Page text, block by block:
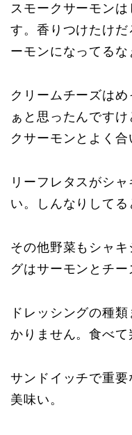
スモークサーモン
す。香りつけたけ
ーモンになってるな
クリームチーズは
ぁと思ったんです
クサーモンとよく合
リーフレタスがシ
い。しんなりしてる
その他野菜もシャ
グはサーモンとチー
ドレッシングの種
かりません。食べ
サンドイッチで重
美味い。